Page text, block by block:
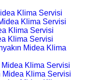
Klima Servisi
Klima Servisi
Klima Servisi
Klima Servisi
Midea Klima
Midea Klima Servisi
Midea Klima Servisi